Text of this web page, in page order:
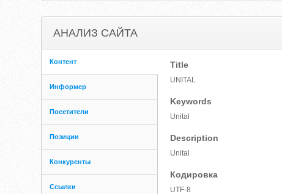
АНАЛИЗ САЙТА
Контент
Информер
Посетители
Позиции
Конкуренты
Ссылки
Title
UNITAL
Keywords
Unital
Description
Unital
Кодировка
UTF-8